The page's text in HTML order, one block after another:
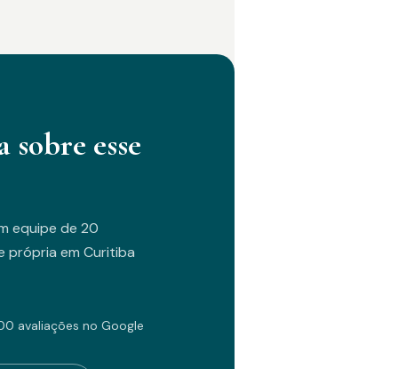
esse
equipe de 20
própria em Curitiba
avaliações no Google